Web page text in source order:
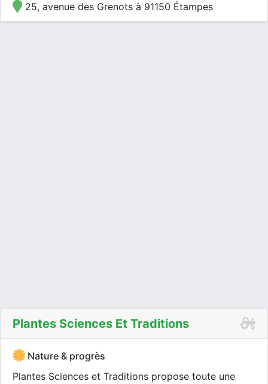
25, avenue des Grenots à 91150 Étampes
Plantes Sciences Et Traditions
Nature & progrès
Plantes Sciences et Traditions propose toute une